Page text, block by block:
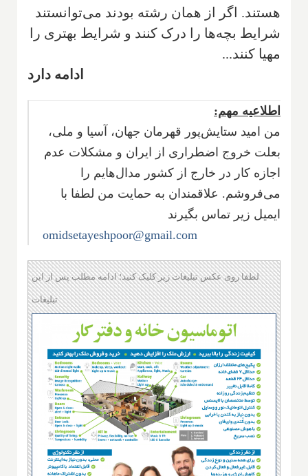
هستند. اگر از همان رشته بودند می‌توانستند
شرایط بچه‌ها را درک کنند و شرایط بهتری را
مهیا کنند...
ادامه دارد
اطلاعیه مهم:
من امید ستایش‌پور قهرمان جهان، آسیا و ملی،
بعلت خروج اضطراری از ایران و مشکلات عدم
اجازه کار در خارج از کشور مدال‌هایم را
می‌فروشم. علاقمندان به حمایت من لطفا با
ایمیل زیر تماس بگیرند
omidsetayeshpoor@gmail.com
لطفا روی عکس تبلیغات زیر کلیک کنید؛ ادامه مطلب پس از این
تبلیغات